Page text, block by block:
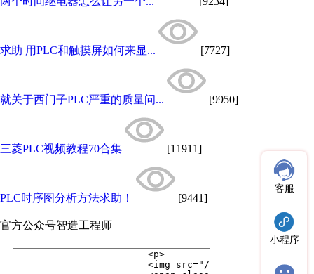
求助 用PLC和触摸屏如何来显... [7727]
就关于西门子PLC严重的质量问... [9950]
三菱PLC视频教程70合集 [11911]
PLC时序图分析方法求助！ [9441]
官方公众号智造工程师
客服
小程序